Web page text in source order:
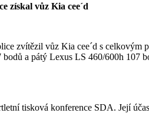
získal vůz Kia cee´d
zvítězil vůz Kia cee´d s
a pátý Lexus LS 460/600h
tisková konference SDA. Její